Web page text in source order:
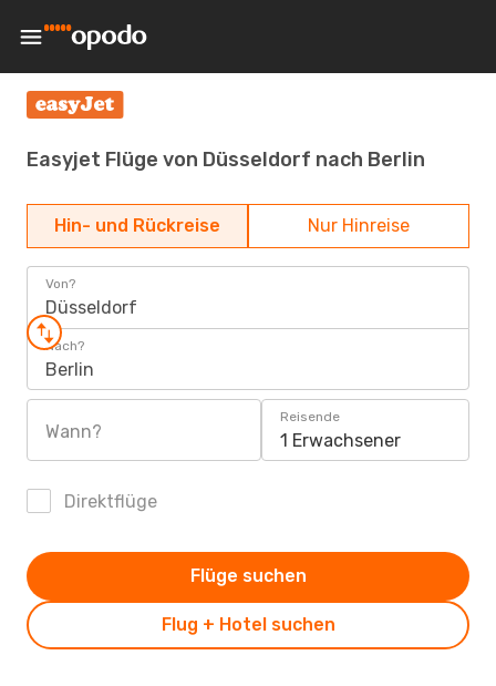
Easyjet Flüge von Düsseldorf nach Berlin
Hin- und Rückreise Nur Hinreise
Von?
Düsseldorf
Nach?
Berlin
Wann?
Reisende
1 Erwachsener
Direktflüge
Flug + Hotel suchen
Flüge suchen